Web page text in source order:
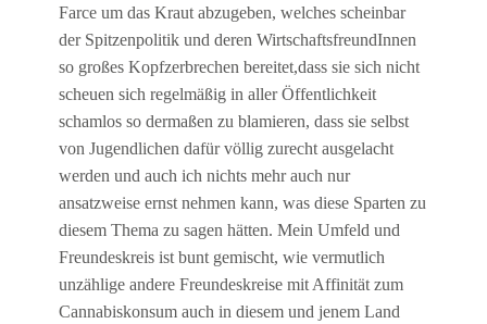
Farce um das Kraut abzugeben, welches scheinbar
der Spitzenpolitik und deren WirtschaftsfreundInnen
so großes Kopfzerbrechen bereitet,dass sie sich nicht
scheuen sich regelmäßig in aller Öffentlichkeit
schamlos so dermaßen zu blamieren, dass sie selbst
von Jugendlichen dafür völlig zurecht ausgelacht
werden und auch ich nichts mehr auch nur
ansatzweise ernst nehmen kann, was diese Sparten zu
diesem Thema zu sagen hätten. Mein Umfeld und
Freundeskreis ist bunt gemischt, wie vermutlich
unzählige andere Freundeskreise mit Affinität zum
Cannabiskonsum auch in diesem und jenem Land